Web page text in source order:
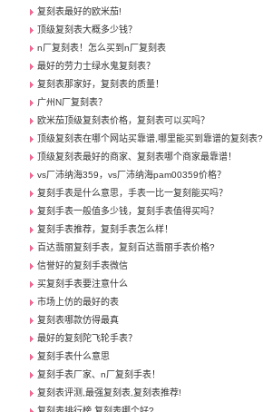
复刻表最好的欧米茄!
顶级复刻表大概多少钱？
n厂复刻表！怎么买到n厂复刻表
最好的劳力士绿水鬼复刻表？
复刻表那家好，复刻表的质量！
广州N厂复刻表？
欧米茄顶级复刻表价格，复刻表可以买吗？
顶级复刻表在哪个网站买靠谱,哪里能买到靠谱的复刻表?
顶级复刻表最好的商家、复刻表哪个商家最靠谱！
vs厂沛纳海359，vs厂沛纳海pam00359价格？
复刻手表是什么意思，手表一比一复刻能买吗？
复刻手表一般值多少钱，复刻手表值得买吗？
复刻手表推荐，复刻手表怎么样！
百达翡丽复刻手表，复刻百达翡丽手表价格?
信誉好的复刻手表微信
买复刻手表要注意什么
市场上仿的最好的表
复刻表哪款仿得最真
最好的复刻陀飞轮手表？
复刻手表什么意思
复刻手表厂家、n厂复刻手表！
复刻表评测,最强复刻表,复刻表推荐!